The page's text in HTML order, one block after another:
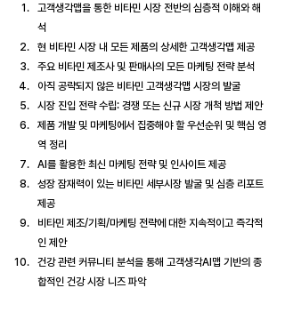
고객생각맵을 통한 비타민 시장 전반의 심층적 이해와 해
석
현 비타민 시장 내 모든 제품의 상세한 고객생각맵 제공
주요 비타민 제조사 및 판매사의 모든 마케팅 전략 분석
아직 공략되지 않은 비타민 고객생각맵 시장의 발굴
시장 진입 전략 수립: 경쟁 또는 신규 시장 개척 방법 제안
제품 개발 및 마케팅에서 집중해야 할 우선순위 및 핵심 영
역 정리
AI를 활용한 최신 마케팅 전략 및 인사이트 제공
성장 잠재력이 있는 비타민 세부시장 발굴 및 심층 리포트
제공
비타민 제조/기획/마케팅 전략에 대한 지속적이고 즉각적
인 제안
건강 관련 커뮤니티 분석을 통해 고객생각AI맵 기반의 종
합적인 건강 시장 니즈 파악